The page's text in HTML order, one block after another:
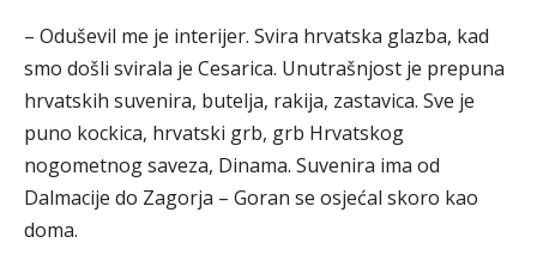
– Oduševil me je interijer. Svira hrvatska glazba, kad
smo došli svirala je Cesarica. Unutrašnjost je prepuna
hrvatskih suvenira, butelja, rakija, zastavica. Sve je
puno kockica, hrvatski grb, grb Hrvatskog
nogometnog saveza, Dinama. Suvenira ima od
Dalmacije do Zagorja – Goran se osjećal skoro kao
doma.